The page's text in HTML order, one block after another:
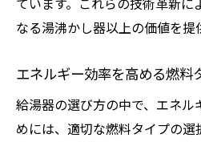
プロに頼む設置のポ
方法
シャワーヘッドの選
タイマーを活用した
なる湯沸かし器以上の価値を提
エネルギー効率を高める燃料
給湯器の選び方の中で、エネ
めには、適切な燃料タイプの選